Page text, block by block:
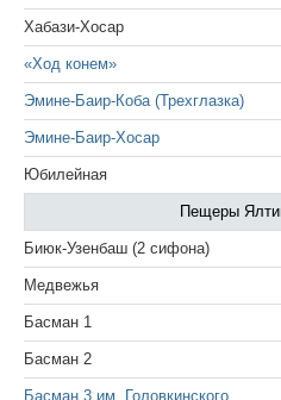
Хабази-Хосар
«Ход конем»
Эмине-Баир-Коба (Трехглазка)
Эмине-Баир-Хосар
Юбилейная
Пещеры
Биюк-Узенбаш (2 сифона)
Медвежья
Басман 1
Басман 2
Басман 3 им. Головкинского